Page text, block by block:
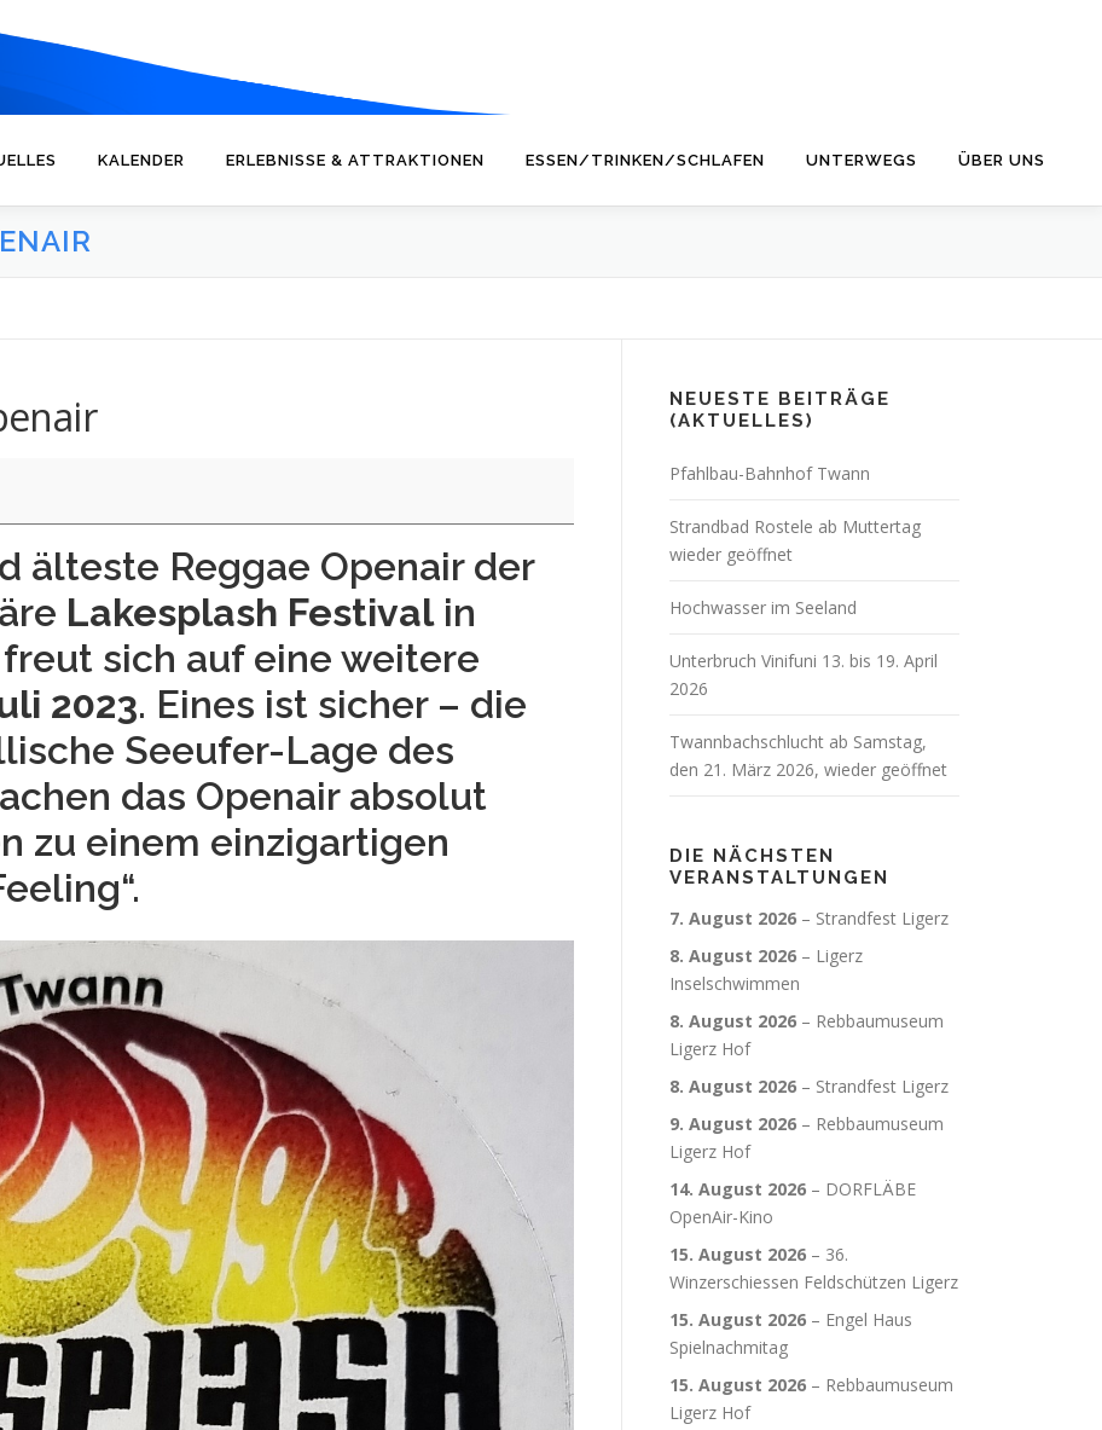
KALENDER ERLEBNISSE & ATTRAKTIONEN ESSEN/TRINKEN/SCHLAFEN UNTERWEGS ÜBER UNS
älteste Reggae Openair der
Lakesplash Festivalin
sich auf eine weitere
2023. Eines ist sicher – die
Seeufer-Lage des
das Openair absolut
zu einem einzigartigen
NEUESTE BEITRÄGE
(AKTUELLES)
Pfahlbau-Bahnhof Twann
Strandbad Rostele ab Muttertag
wieder geöffnet
Hochwasser im Seeland
Unterbruch Vinifuni 13. bis 19. April
2026
Twannbachschlucht ab Samstag,
den 21. März 2026, wieder geöffnet
DIE NÄCHSTEN
VERANSTALTUNGEN
7. August 2026 – Strandfest Ligerz
8. August 2026 – Ligerz
Inselschwimmen
8. August 2026 – Rebbaumuseum
Ligerz Hof
8. August 2026 – Strandfest Ligerz
9. August 2026 – Rebbaumuseum
Ligerz Hof
14. August 2026 – DORFLÄBE
OpenAir-Kino
15. August 2026 – 36.
Winzerschiessen Feldschützen Ligerz
15. August 2026 – Engel Haus
Spielnachmitag
15. August 2026 – Rebbaumuseum
Ligerz Hof